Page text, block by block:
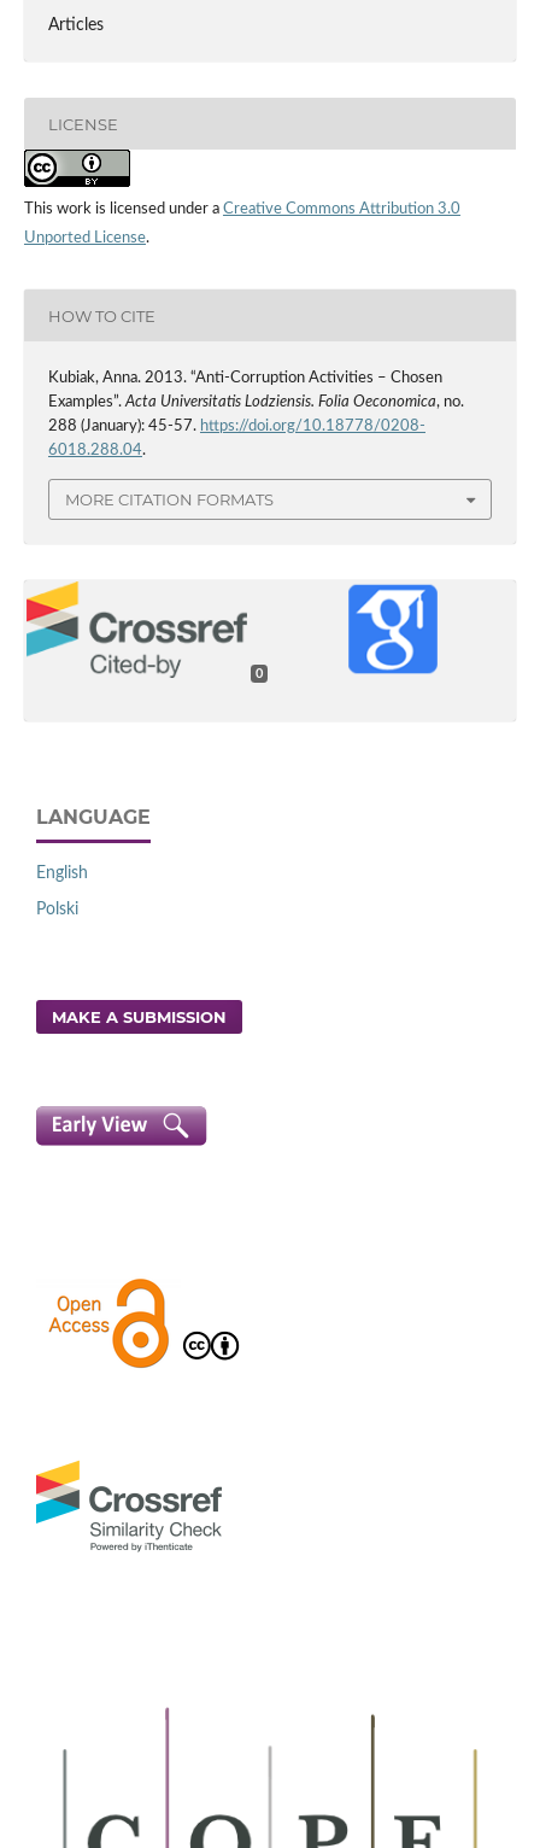
Articles
LICENSE
This work is licensed under a Creative Commons Attribution 3.0
Unported License.
HOW TO CITE
Kubiak, Anna. 2013. “Anti-Corruption Activities – Chosen
Examples”. Acta Universitatis Lodziensis. Folia Oeconomica, no.
288 (January): 45-57. https://doi.org/10.18778/0208-
6018.288.04.
MORE CITATION FORMATS
0
LANGUAGE
English
Polski
MAKE A SUBMISSION